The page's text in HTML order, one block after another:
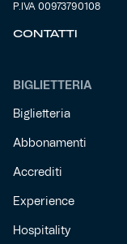
P.IVA 00973790108
CONTATTI
BIGLIETTERIA
Biglietteria
Abbonamenti
Accrediti
Experience
Hospitality